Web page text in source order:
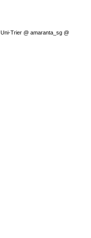
Uni-Trier @ amaranta_sg @